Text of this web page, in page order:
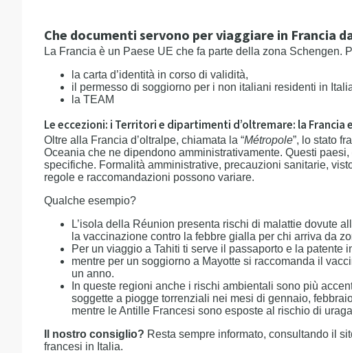
Che documenti servono per viaggiare in Francia
La Francia è un Paese UE che fa parte della zona Schengen.
la carta d’identità in corso di validità,
il permesso di soggiorno per i non italiani residenti in
la TEAM
Le eccezioni: i Territori e dipartimenti d’oltremare: la Francia
Oltre alla Francia d’oltralpe, chiamata la “Métropole”, lo stato
Oceania che ne dipendono amministrativamente. Questi paesi,
specifiche. Formalità amministrative, precauzioni sanitarie,
regole e raccomandazioni possono variare.
Qualche esempio?
L’isola della Réunion presenta rischi di malattie dovute
la vaccinazione contro la febbre gialla per chi arriva da
Per un viaggio a Tahiti ti serve il passaporto e la patente
mentre per un soggiorno a Mayotte si raccomanda il
un anno.
In queste regioni anche i rischi ambientali sono più
soggette a piogge torrenziali nei mesi di gennaio,
mentre le Antille Francesi sono esposte al rischio di
Il nostro consiglio? Resta sempre informato, consultando il
francesi in Italia.